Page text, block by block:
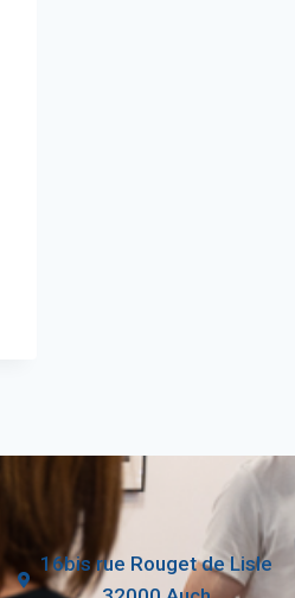
16bis rue Rouget de Lisle